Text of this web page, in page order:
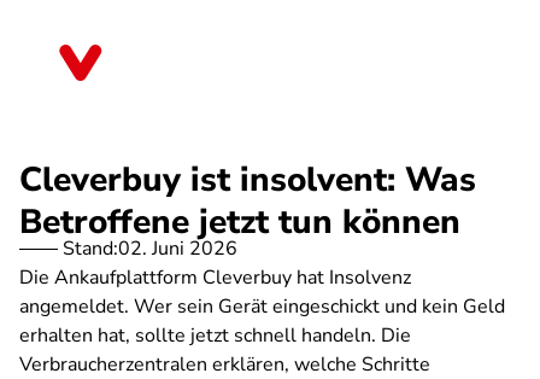
Cleverbuy ist insolvent: Was
Betroffene jetzt tun können
Stand:02. Juni 2026
Die Ankaufplattform Cleverbuy hat Insolvenz
angemeldet. Wer sein Gerät eingeschickt und kein Geld
erhalten hat, sollte jetzt schnell handeln. Die
Verbraucherzentralen erklären, welche Schritte